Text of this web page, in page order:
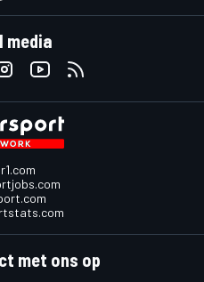
media
met ons op